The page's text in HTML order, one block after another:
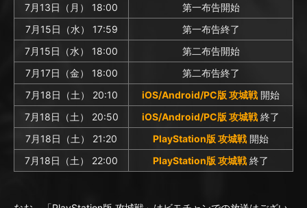
7月13日（月） 18:00
第一布告開始
7月15日（水） 17:59
第一布告終了
7月15日（水） 18:00
第二布告開始
7月17日（金） 18:00
第二布告終了
7月18日（土） 20:10
iOS/Android/PC版 攻城戦 開始
7月18日（土） 20:50
iOS/Android/PC版 攻城戦 終了
7月18日（土） 21:20
PlayStation版 攻城戦 開始
7月18日（土） 22:00
PlayStation版 攻城戦 終了